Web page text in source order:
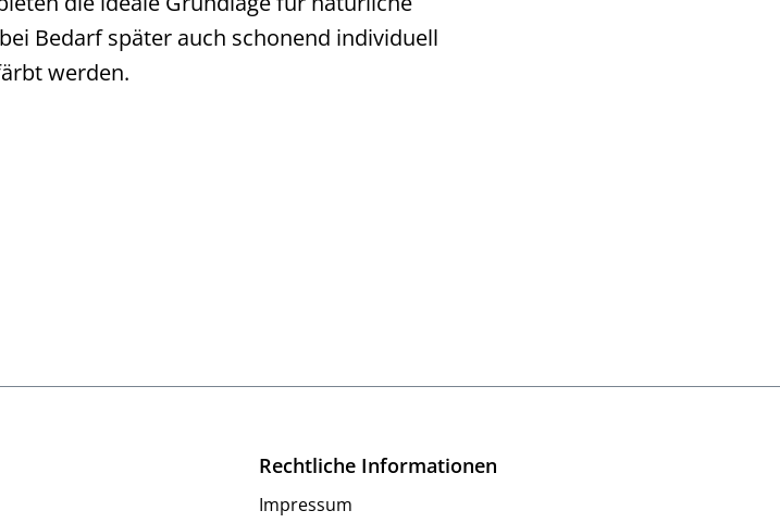
Bedarf später auch schonend individuell
werden.
Rechtliche Informationen
Impressum